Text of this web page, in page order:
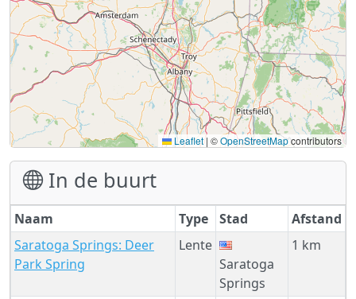
Leaflet | ©OpenStreetMapcontributors
In de buurt
Naam Type Stad
Afstand
Saratoga Springs: Deer
Park Spring
Lente
Saratoga
Springs
1 km